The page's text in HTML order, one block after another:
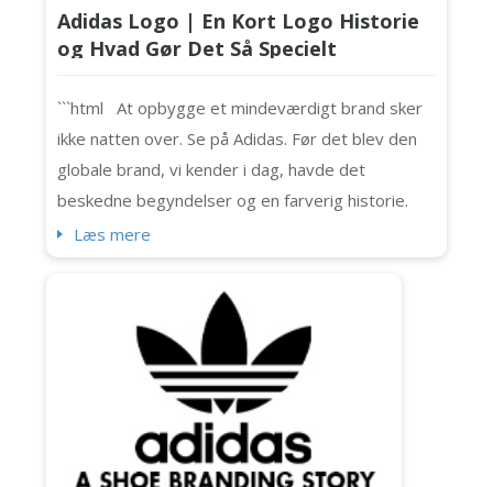
Adidas Logo | En Kort Logo Historie
og Hvad Gør Det Så Specielt
```html At opbygge et mindeværdigt brand sker
ikke natten over. Se på Adidas. Før det blev den
globale brand, vi kender i dag, havde det
beskedne begyndelser og en farverig historie.
Adidas udviklede sig, og det gjorde dets logoer
spekulerer på, hvordan det har ændret sig over
tid, så tjek denne artikel ud. Lad os finde ud af,
hvordan logoet har udvikle...
Læs mere